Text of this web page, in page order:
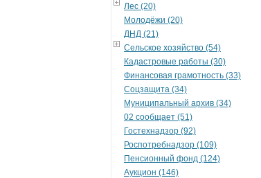
Лес (20)
Молодёжи (20)
ДНД (21)
Сельское хозяйство (54)
Кадастровые работы (30)
Финансовая грамотность (33)
Соцзащита (34)
Муниципальный архив (34)
02 сообщает (51)
Гостехнадзор (92)
Роспотребнадзор (109)
Пенсионный фонд (124)
Аукцион (146)